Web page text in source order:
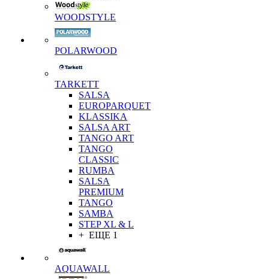
WOODSTYLE
POLARWOOD
TARKETT
SALSA
EUROPARQUET
KLASSIKA
SALSA ART
TANGO ART
TANGO
CLASSIC
RUMBA
SALSA
PREMIUM
TANGO
SAMBA
STEP XL & L
+ ЕЩЕ 1
AQUAWALL